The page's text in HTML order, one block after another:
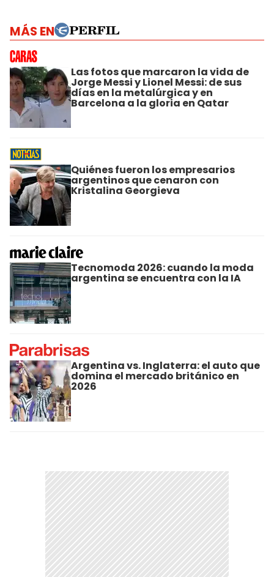
MÁS EN
Las fotos que marcaron la vida de
Jorge Messi y Lionel Messi: de sus
días en la metalúrgica y en
Barcelona a la gloria en Qatar
Quiénes fueron los empresarios
argentinos que cenaron con
Kristalina Georgieva
Tecnomoda 2026: cuando la moda
argentina se encuentra con la IA
Argentina vs. Inglaterra: el auto que
domina el mercado británico en
2026